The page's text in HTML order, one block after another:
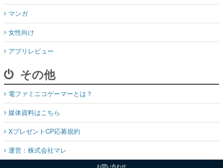
マンガ
女性向け
アプリレビュー
その他
電ファミニコゲーマーとは？
媒体資料はこちら
XプレゼントCP応募規約
運営：株式会社マレ
お問い合わせ